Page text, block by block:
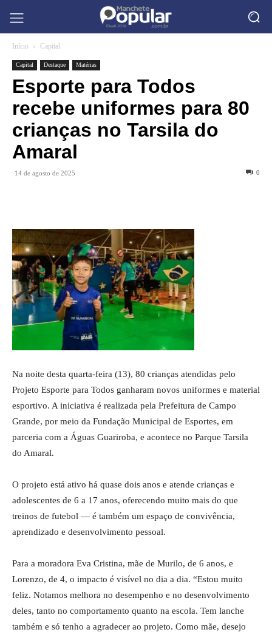
Início Capital
Capital Destaque Matérias
Esporte para Todos
recebe uniformes para 80
crianças no Tarsila do
Amaral
14 de agosto de 2025 0
Na noite desta quarta-feira (13), 80 crianças atendidas pelo
Projeto Esporte para Todos ganharam novos uniformes e material
esportivo. A iniciativa é realizada pela Prefeitura de Campo
Grande, por meio da Fundação Municipal de Esportes, em
parceria com a Águas Guariroba, e acontece no Parque Tarsila
do Amaral.
O projeto está ativo há quase dois anos e atende crianças e
adolescentes de 6 a 17 anos, oferecendo muito mais do que
treinos de futebol — é também um espaço de convivência,
aprendizado e desenvolvimento pessoal.
Para a moradora Eva Cristina, mãe de Murilo, de 6 anos, e
Lorenzo, de 4, o impacto é visível no dia a dia. “Estou muito
feliz. Notamos melhora no desempenho e no desenvolvimento
deles, tanto no comportamento quanto na escola. Tem lanche
também e só tenho a agradecer ao projeto. Como mãe, desejo